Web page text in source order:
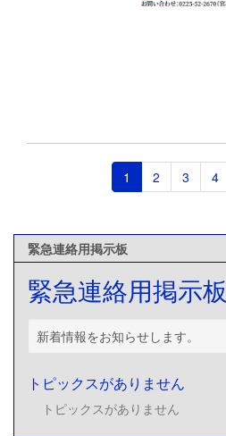
1 2 3 4
緊急連絡用掲示板
緊急連絡用掲示板
新着情報をお知らせします。
トピックスがありません
トピックスがありません